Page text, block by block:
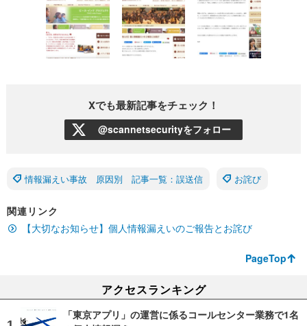
Xでも最新記事をチェック！
@scannetsecurityをフォロー
情報漏えい事故 原因別 記事一覧：誤送信 お詫び
関連リンク
【大切なお知らせ】個人情報漏えいのご報告とお詫び
PageTop
アクセスランキング
「東京アプリ」の運営に係るコールセンター業務で1名